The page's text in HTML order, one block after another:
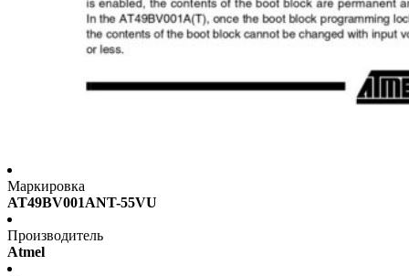
Маркировка
AT49BV001ANT-55VU
Производитель
Atmel